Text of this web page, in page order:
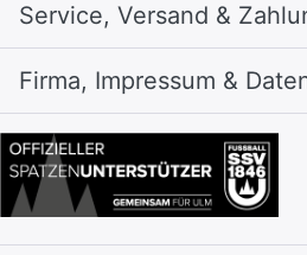
Service, Versand &
Firma, Impressum &